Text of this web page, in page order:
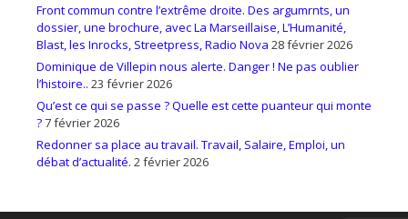
Front commun contre l’extrême droite. Des argumrnts, un
dossier, une brochure, avec La Marseillaise, L’Humanité,
Blast, les Inrocks, Streetpress, Radio Nova 28 février 2026
Dominique de Villepin nous alerte. Danger ! Ne pas oublier
l’histoire.. 23 février 2026
Qu’est ce qui se passe ? Quelle est cette puanteur qui monte
?7 février 2026
Redonner sa place au travail. Travail, Salaire, Emploi, un
débat d’actualité. 2 février 2026